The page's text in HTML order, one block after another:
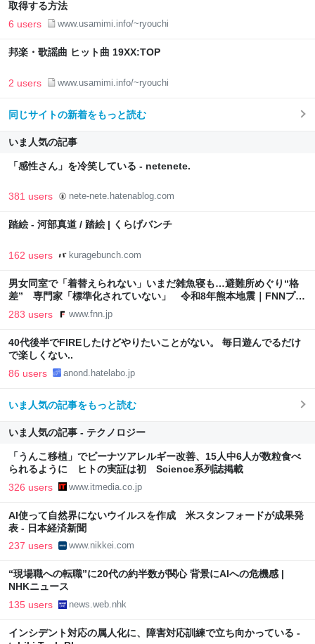
取得する方法
6 users www.usamimi.info/~ryouchi
邦楽・歌謡曲 ヒット曲 19XX:TOP
2 users www.usamimi.info/~ryouchi
同じサイトの新着をもっと読む
いま人気の記事
「感性さん」を冷笑している - netenete.
381 users nete-nete.hatenablog.com
踏絵 - 河部真道 / 踏絵 | くらげバンチ
162 users kuragebunch.com
男女同室で「着替えられない」いまだ雑魚寝も…避難所めぐり“格
差” 専門家「標準化されていない」 令和8年熊本地震｜FNNプラ
イムオンライン
283 users www.fnn.jp
40代後半でFIREしたけどやりたいことがない。 毎日遊んでるだけ
で楽しくない..
86 users anond.hatelabo.jp
いま人気の記事をもっと読む
いま人気の記事 - テクノロジー
「うんこ移植」でピーナツアレルギー改善、15人中6人が数粒食べ
られるように ヒトの実証は初 Science系列誌掲載
326 users www.itmedia.co.jp
AI使って自然界にないウイルスを作成 米スタンフォードが成果発
表 - 日本経済新聞
237 users www.nikkei.com
“現場職への転職”に20代の約半数が関心 背景にAIへの危機感 |
NHKニュース
135 users news.web.nhk
インシデント対応の属人化に、障害対応訓練で立ち向かっている -